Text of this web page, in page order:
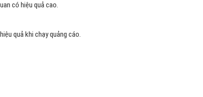
có hiệu quả cao.
quả khi chạy quảng cáo.